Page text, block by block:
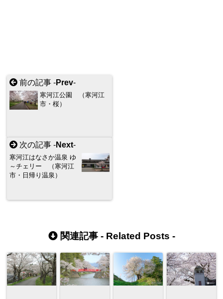
前の記事 -Prev-
寒河江公園 （寒河江
市・桜）
次の記事 -Next-
寒河江はなさか温泉 ゆ
～チェリー （寒河江
市・日帰り温泉）
関連記事 - Related Posts -